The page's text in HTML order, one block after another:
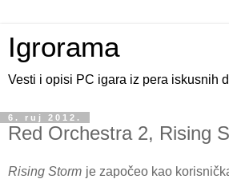
Igrorama
Vesti i opisi PC igara iz pera iskusnih
6. ruj 2012.
Red Orchestra 2, Rising
Rising Storm je započeo kao